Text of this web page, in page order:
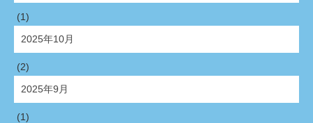
(1)
2025年10月
(2)
2025年9月
(1)